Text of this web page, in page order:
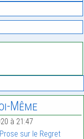
Même
à 21:47
Prose sur le Regret